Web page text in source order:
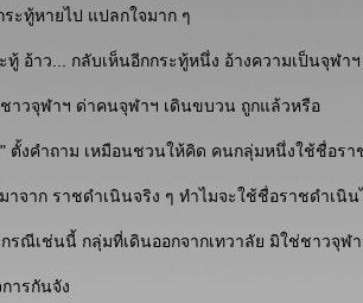
ะทู้หายไป แปลกใจมาก ๆ
อ้าว... กลับเห็นอีกกระทู้หนึ่ง อ้างความเป็นจุฬา
าวจุฬาฯ ด่าคนจุฬาฯ เดินขบวน ถูกแล้วหรือ
ตั้งคำถาม เหมือนชวนให้คิด คนกลุ่มหนึ่งใช้ชื่อรา
าจาก ราชดำเนินจริง ๆ ทำไมจะใช้ชื่อราชดำเนิ
รณีเช่นนี้ กลุ่มที่เดินออกจากเทวาลัย มิใช่ชาวจุฬา
ารกันจัง